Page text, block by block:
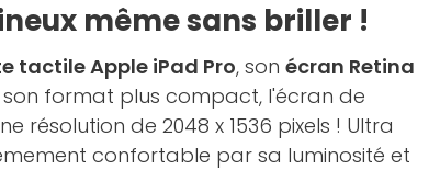
même sans briller !
tactile Apple iPad Pro, son écran Retina
format plus compact, l'écran de
résolution de 2048 x 1536 pixels ! Ultra
confortable par sa luminosité et